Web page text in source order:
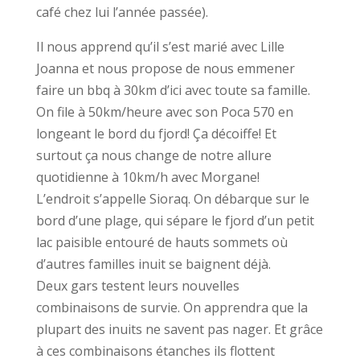
café chez lui l’année passée).
Il nous apprend qu’il s’est marié avec Lille
Joanna et nous propose de nous emmener
faire un bbq à 30km d’ici avec toute sa famille.
On file à 50km/heure avec son Poca 570 en
longeant le bord du fjord! Ça décoiffe! Et
surtout ça nous change de notre allure
quotidienne à 10km/h avec Morgane!
L’endroit s’appelle Sioraq. On débarque sur le
bord d’une plage, qui sépare le fjord d’un petit
lac paisible entouré de hauts sommets où
d’autres familles inuit se baignent déjà.
Deux gars testent leurs nouvelles
combinaisons de survie. On apprendra que la
plupart des inuits ne savent pas nager. Et grâce
à ces combinaisons étanches ils flottent